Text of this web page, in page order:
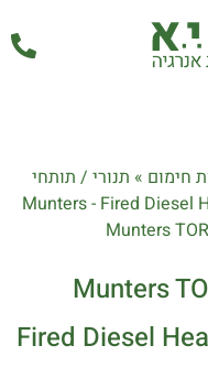
חימום » תנורי / תותחי
Fired Diesel